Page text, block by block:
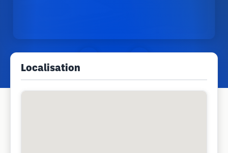
Localisation